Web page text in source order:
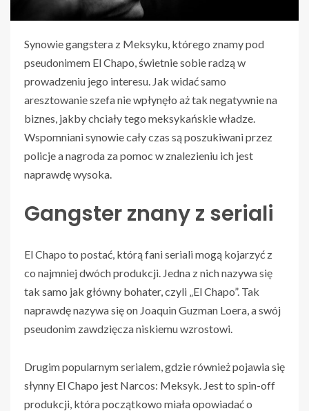
Synowie gangstera z Meksyku, którego znamy pod
pseudonimem El Chapo, świetnie sobie radzą w
prowadzeniu jego interesu. Jak widać samo
aresztowanie szefa nie wpłynęło aż tak negatywnie na
biznes, jakby chciały tego meksykańskie władze.
Wspomniani synowie cały czas są poszukiwani przez
policje a nagroda za pomoc w znalezieniu ich jest
naprawdę wysoka.
Gangster znany z seriali
El Chapo to postać, którą fani seriali mogą kojarzyć z
co najmniej dwóch produkcji. Jedna z nich nazywa się
tak samo jak główny bohater, czyli „El Chapo”. Tak
naprawdę nazywa się on Joaquin Guzman Loera, a swój
pseudonim zawdzięcza niskiemu wzrostowi.
Drugim popularnym serialem, gdzie również pojawia się
słynny El Chapo jest Narcos: Meksyk. Jest to spin-off
produkcji, która początkowo miała opowiadać o